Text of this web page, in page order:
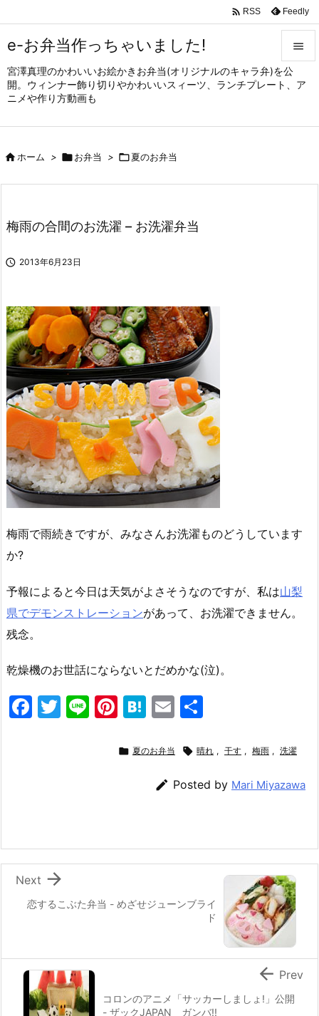
e-お弁当作っちゃいました!
宮澤真理のかわいいお絵かきお弁当(オリジナルのキャラ弁)を公
開。ウィンナー飾り切りやかわいいスィーツ、ランチプレート、ア
ニメや作り方動画も


メニュ
サイド

 RSS Feedly
ホーム > お弁当 > 夏のお弁当
梅雨の合間のお洗濯 – お洗濯弁当
 2013年6月23日
梅雨で雨続きですが、みなさんお洗濯ものどうしています
か?
予報によると今日は天気がよさそうなのですが、私は山梨
県でデモンストレーションがあって、お洗濯できません。
残念。
乾燥機のお世話にならないとだめかな(泣)。
F
o
k
T
Li Pi
er
H
e
a
E
ai
l
 夏のお弁当  晴れ , 干す , 梅雨 , 洗濯
 Posted by Mari Miyazawa
恋するこぶた弁当 - めざせジューンブライ
ド

Next
コロンのアニメ「サッカーしましょ!」公開
- ザックJAPAN ガンバ!!
 Prev